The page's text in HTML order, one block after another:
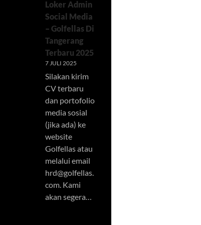
Loker Admin
Social Media
– Golfellas Di
Tangerang
Terbaru 2025
7 JULI 2025
Silakan kirim
CV terbaru
dan portofolio
media sosial
(jika ada) ke
website
Golfellas atau
melalui email
hrd@golfellas.
com. Kami
akan segera…